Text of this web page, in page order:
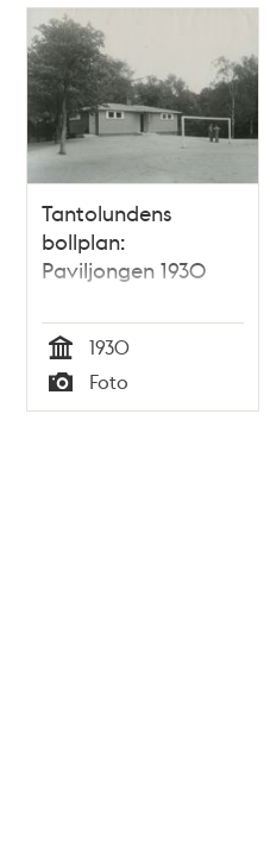
Tantolundens
bollplan:
Paviljongen 1930
Tid
1930
Typ
Foto